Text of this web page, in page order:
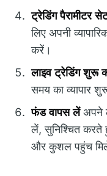
ट्रेडिंग पैरामीटर
लिए अपनी
करें।
लाइव ट्रेडिंग शुरू
समय का व्यापार
फंड वापस लेंअपने
लें, सुनिश्चित
और कुशल पहुंच